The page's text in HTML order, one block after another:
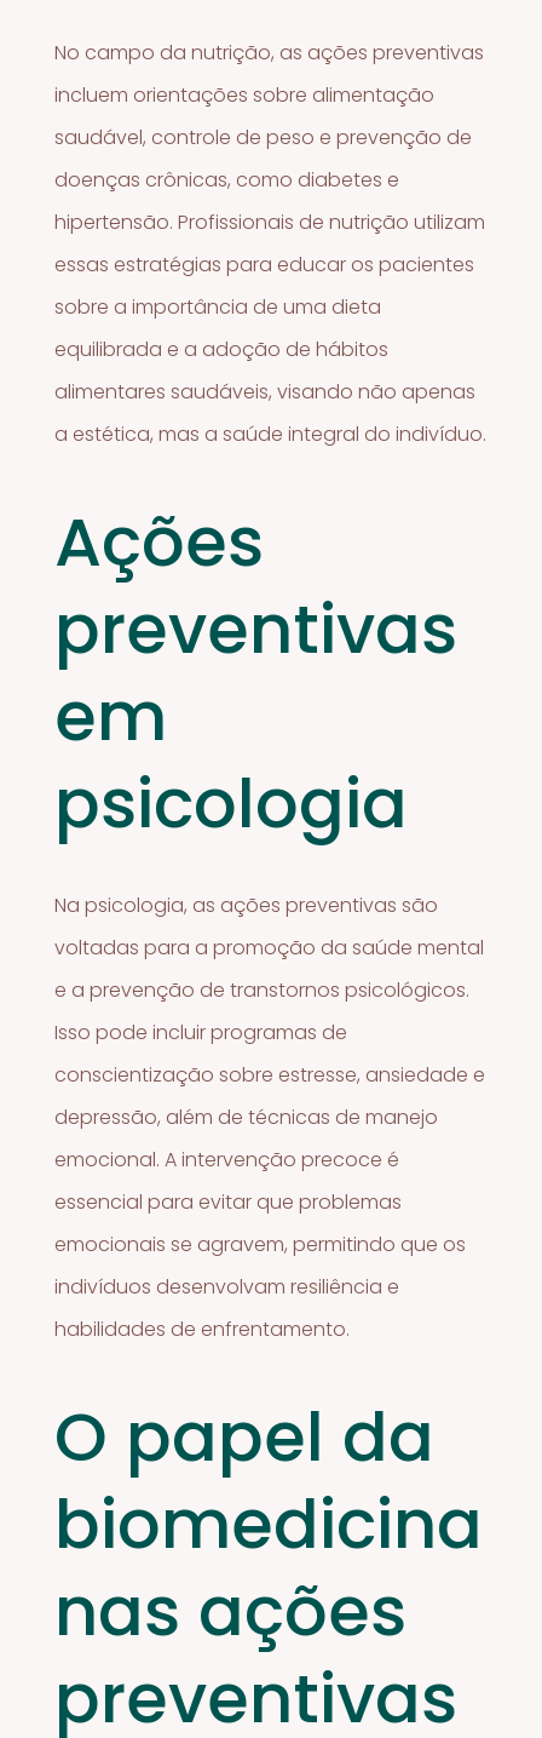
No campo da nutrição, as ações preventivas
incluem orientações sobre alimentação
saudável, controle de peso e prevenção de
doenças crônicas, como diabetes e
hipertensão. Profissionais de nutrição utilizam
essas estratégias para educar os pacientes
sobre a importância de uma dieta
equilibrada e a adoção de hábitos
alimentares saudáveis, visando não apenas
a estética, mas a saúde integral do indivíduo.
Ações
preventivas
em
psicologia
Na psicologia, as ações preventivas são
voltadas para a promoção da saúde mental
e a prevenção de transtornos psicológicos.
Isso pode incluir programas de
conscientização sobre estresse, ansiedade e
depressão, além de técnicas de manejo
emocional. A intervenção precoce é
essencial para evitar que problemas
emocionais se agravem, permitindo que os
indivíduos desenvolvam resiliência e
habilidades de enfrentamento.
O papel da
biomedicina
nas ações
preventivas